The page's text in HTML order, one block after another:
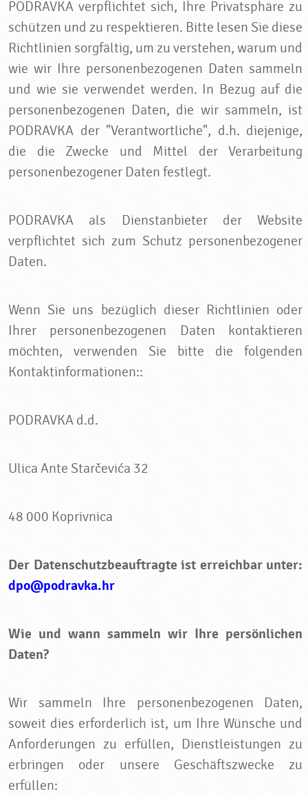
PODRAVKA verpflichtet sich, Ihre Privatsphäre zu
schützen und zu respektieren. Bitte lesen Sie diese
Richtlinien sorgfältig, um zu verstehen, warum und
wie wir Ihre personenbezogenen Daten sammeln
und wie sie verwendet werden. In Bezug auf die
personenbezogenen Daten, die wir sammeln, ist
PODRAVKA der "Verantwortliche", d.h. diejenige,
die die Zwecke und Mittel der Verarbeitung
personenbezogener Daten festlegt.
PODRAVKA als Dienstanbieter der Website
verpflichtet sich zum Schutz personenbezogener
Daten.
Wenn Sie uns bezüglich dieser Richtlinien oder
Ihrer personenbezogenen Daten kontaktieren
möchten, verwenden Sie bitte die folgenden
Kontaktinformationen::
PODRAVKA d.d.
Ulica Ante Starčevića 32
48 000 Koprivnica
Der Datenschutzbeauftragte ist erreichbar unter:
dpo@podravka.hr
Wie und wann sammeln wir Ihre persönlichen
Daten?
Wir sammeln Ihre personenbezogenen Daten,
soweit dies erforderlich ist, um Ihre Wünsche und
Anforderungen zu erfüllen, Dienstleistungen zu
erbringen oder unsere Geschäftszwecke zu
erfüllen: